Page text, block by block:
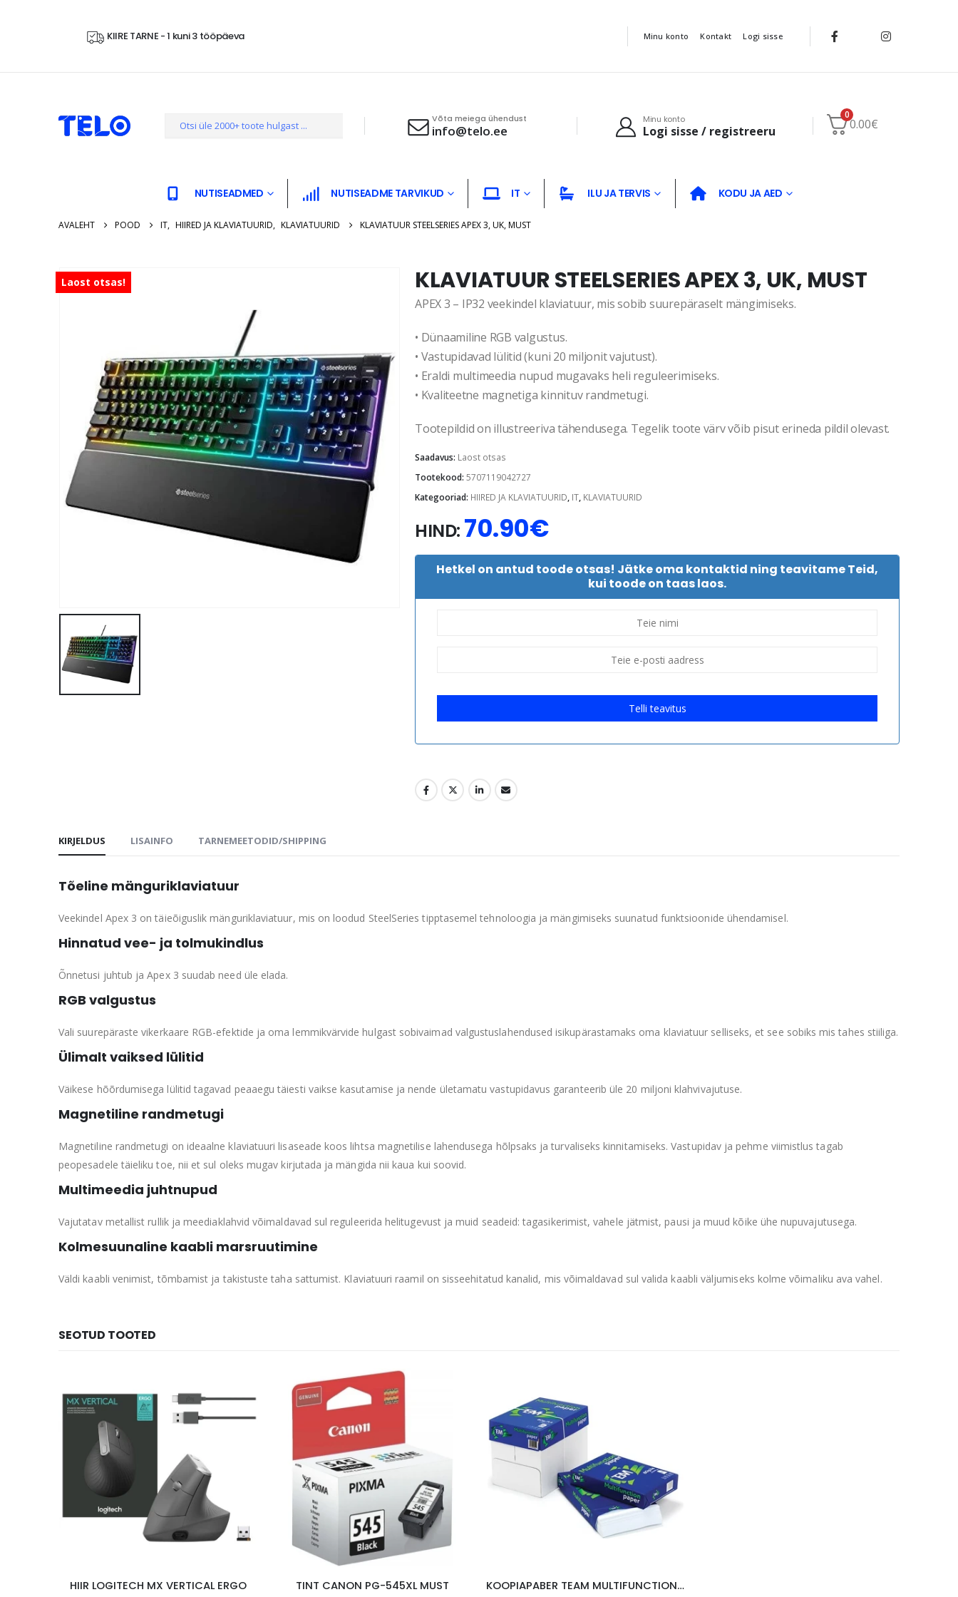
KIIRE TARNE - 1 kuni 3 tööpäeva Minu konto Kontakt Logi sisse
Võta meiega ühendust
info@telo.ee
Minu konto
Logi sisse / registreeru
0
0.00€
NUTISEADMED NUTISEADME TARVIKUD IT ILU JA TERVIS KODU JA AED
AVALEHT POOD IT, HIIRED JA KLAVIATUURID, KLAVIATUURID KLAVIATUUR STEELSERIES APEX 3, UK, MUST
Laost otsas! KLAVIATUUR STEELSERIES APEX 3, UK, MUST
APEX 3 – IP32 veekindel klaviatuur, mis sobib suurepäraselt mängimiseks.
• Dünaamiline RGB valgustus.
• Vastupidavad lülitid (kuni 20 miljonit vajutust).
• Eraldi multimeedia nupud mugavaks heli reguleerimiseks.
• Kvaliteetne magnetiga kinnituv randmetugi.
Tootepildid on illustreeriva tähendusega. Tegelik toote värv võib pisut erineda pildil olevast.
Saadavus: Laost otsas
Tootekood: 5707119042727
Kategooriad: HIIRED JA KLAVIATUURID, IT, KLAVIATUURID
HIND: 70.90€
Hetkel on antud toode otsas! Jätke oma kontaktid ning teavitame Teid,
kui toode on taas laos.
Telli teavitus
KIRJELDUS LISAINFO TARNEMEETODID/SHIPPING
Tõeline mänguriklaviatuur
Veekindel Apex 3 on täieõiguslik mänguriklaviatuur, mis on loodud SteelSeries tipptasemel tehnoloogia ja mängimiseks suunatud funktsioonide ühendamisel.
Hinnatud vee- ja tolmukindlus
Õnnetusi juhtub ja Apex 3 suudab need üle elada.
RGB valgustus
Vali suurepäraste vikerkaare RGB-efektide ja oma lemmikvärvide hulgast sobivaimad valgustuslahendused isikupärastamaks oma klaviatuur selliseks, et see sobiks mis tahes stiiliga.
Ülimalt vaiksed lülitid
Väikese hõõrdumisega lülitid tagavad peaaegu täiesti vaikse kasutamise ja nende ületamatu vastupidavus garanteerib üle 20 miljoni klahvivajutuse.
Magnetiline randmetugi
Magnetiline randmetugi on ideaalne klaviatuuri lisaseade koos lihtsa magnetilise lahendusega hõlpsaks ja turvaliseks kinnitamiseks. Vastupidav ja pehme viimistlus tagab
peopesadele täieliku toe, nii et sul oleks mugav kirjutada ja mängida nii kaua kui soovid.
Multimeedia juhtnupud
Vajutatav metallist rullik ja meediaklahvid võimaldavad sul reguleerida helitugevust ja muid seadeid: tagasikerimist, vahele jätmist, pausi ja muud kõike ühe nupuvajutusega.
Kolmesuunaline kaabli marsruutimine
Väldi kaabli venimist, tõmbamist ja takistuste taha sattumist. Klaviatuuri raamil on sisseehitatud kanalid, mis võimaldavad sul valida kaabli väljumiseks kolme võimaliku ava vahel.
SEOTUD TOOTED
HIIR LOGITECH MX VERTICAL ERGO TINT CANON PG-545XL MUST KOOPIAPABER TEAM MULTIFUNCTION A4/80g, 500 LEHTE (1 PAKK)